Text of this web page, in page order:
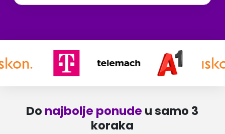
Do najbolje ponude u samo 3
koraka